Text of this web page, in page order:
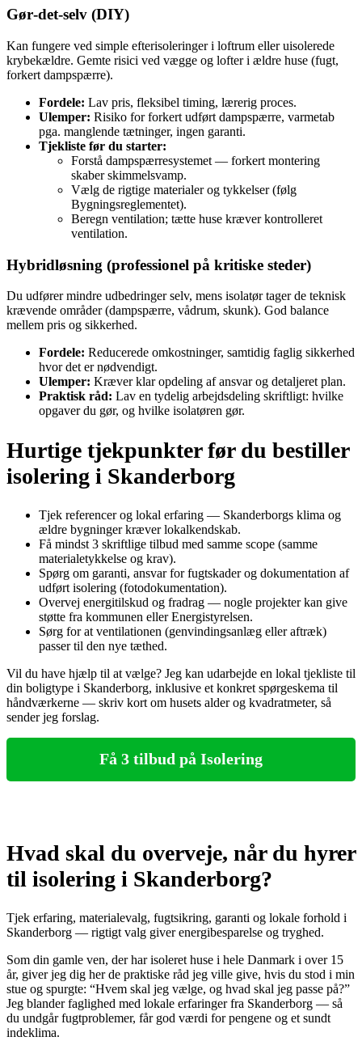
Gør‑det‑selv (DIY)
Kan fungere ved simple efterisoleringer i loftrum eller uisolerede
krybekældre. Gemte risici ved vægge og lofter i ældre huse (fugt,
forkert dampspærre).
Fordele: Lav pris, fleksibel timing, lærerig proces.
Ulemper: Risiko for forkert udført dampspærre, varmetab
pga. manglende tætninger, ingen garanti.
Tjekliste før du starter:
Forstå dampspærresystemet — forkert montering
skaber skimmelsvamp.
Vælg de rigtige materialer og tykkelser (følg
Bygningsreglementet).
Beregn ventilation; tætte huse kræver kontrolleret
ventilation.
Hybridløsning (professionel på kritiske steder)
Du udfører mindre udbedringer selv, mens isolatør tager de teknisk
krævende områder (dampspærre, vådrum, skunk). God balance
mellem pris og sikkerhed.
Fordele: Reducerede omkostninger, samtidig faglig sikkerhed
hvor det er nødvendigt.
Ulemper: Kræver klar opdeling af ansvar og detaljeret plan.
Praktisk råd: Lav en tydelig arbejdsdeling skriftligt: hvilke
opgaver du gør, og hvilke isolatøren gør.
Hurtige tjekpunkter før du bestiller
isolering i Skanderborg
Tjek referencer og lokal erfaring — Skanderborgs klima og
ældre bygninger kræver lokalkendskab.
Få mindst 3 skriftlige tilbud med samme scope (samme
materialetykkelse og krav).
Spørg om garanti, ansvar for fugtskader og dokumentation af
udført isolering (fotodokumentation).
Overvej energitilskud og fradrag — nogle projekter kan give
støtte fra kommunen eller Energistyrelsen.
Sørg for at ventilationen (genvindingsanlæg eller aftræk)
passer til den nye tæthed.
Vil du have hjælp til at vælge? Jeg kan udarbejde en lokal tjekliste til
din boligtype i Skanderborg, inklusive et konkret spørgeskema til
håndværkerne — skriv kort om husets alder og kvadratmeter, så
sender jeg forslag.
Få 3 tilbud på Isolering
Hvad skal du overveje, når du hyrer
til isolering i Skanderborg?
Tjek erfaring, materialevalg, fugtsikring, garanti og lokale forhold i
Skanderborg — rigtigt valg giver energibesparelse og tryghed.
Som din gamle ven, der har isoleret huse i hele Danmark i over 15
år, giver jeg dig her de praktiske råd jeg ville give, hvis du stod i min
stue og spurgte: “Hvem skal jeg vælge, og hvad skal jeg passe på?”
Jeg blander faglighed med lokale erfaringer fra Skanderborg — så
du undgår fugtproblemer, får god værdi for pengene og et sundt
indeklima.